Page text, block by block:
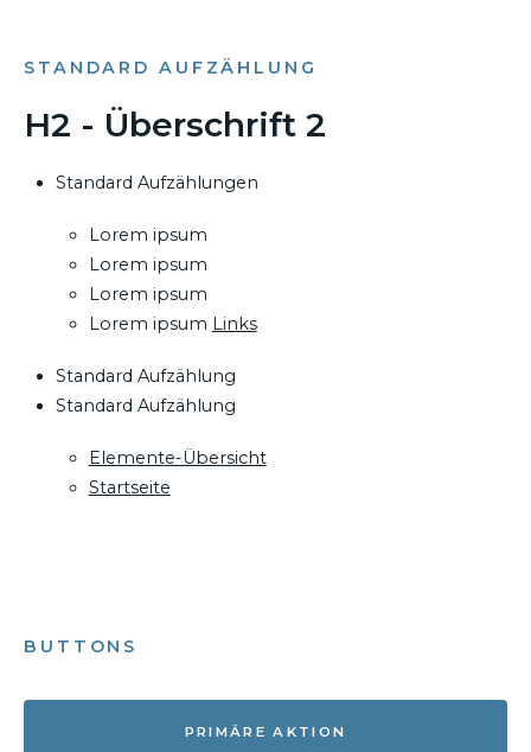
STANDARD AUFZÄHLUNG
H2 - Überschrift 2
Standard Aufzählungen
Lorem ipsum
Lorem ipsum
Lorem ipsum
Lorem ipsum Links
Standard Aufzählung
Standard Aufzählung
Elemente-Übersicht
Startseite
BUTTONS
PRIMÄRE AKTION